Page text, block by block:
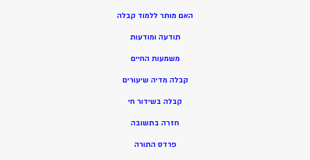
האם מותר ללמוד קבלה
תודעה ומודעות
משמעות החיים
קבלה מדיה שיעורים
קבלה בשידור חי
חזרה בתשובה
פרדס התורה